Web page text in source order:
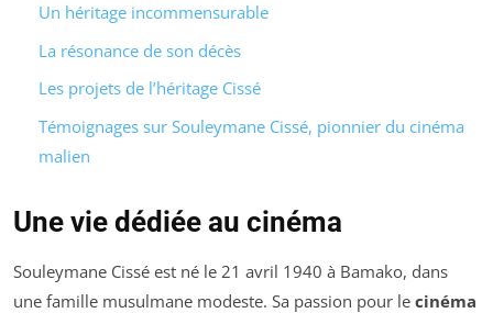
Un héritage incommensurable
La résonance de son décès
Les projets de l’héritage Cissé
Témoignages sur Souleymane Cissé, pionnier du cinéma
malien
Une vie dédiée au cinéma
Souleymane Cissé est né le 21 avril 1940 à Bamako, dans
une famille musulmane modeste. Sa passion pour le cinéma